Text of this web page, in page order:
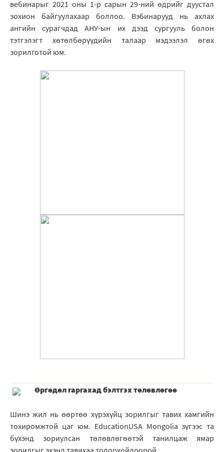
вебинарыг 2021 оны 1-р сарын 29-ний өдрийг дуустал
зохион байгуулахаар боллоо. Вэбинарууд нь ахлах
ангийн сурагчдад АНУ-ын их дээд сургууль болон
тэтгэлэгт хөтөлбөрүүдийн талаар мэдээлэл өгөх
зорилготой юм.
Өргөдөл гаргахад бэлтгэх төлөвлөгөө
Шинэ жил нь өөртөө хүрэхүйц зорилгыг тавих хамгийн
тохиромжтой цаг юм. EducationUSA Mongolia зүгээс та
бүхэнд зориулсан төлөвлөгөөтэй танилцаж ямар
зорилгыг эхэнд тавихаа тодорхойлоорой.